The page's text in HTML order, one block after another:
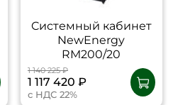
Cистемный кабинет
NewEnergy
RM200/20
1 140 225 ₽
1 117 420 ₽
с НДС 22%